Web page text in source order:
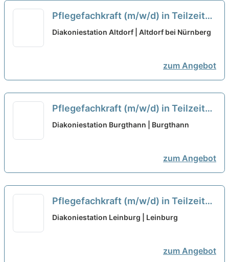
Pflegefachkraft (m/w/d) in Teilzeit
(max. 30 Stunden/Woche) - Herzlich
Diakoniestation Altdorf | Altdorf bei Nürnberg
zum Angebot
Pflegefachkraft (m/w/d) in Teilzeit
(max. 30 Stunden/Woche) - Herzlich
Diakoniestation Burgthann | Burgthann
zum Angebot
Pflegefachkraft (m/w/d) in Teilzeit
(max. 30 Stunden/Woche) - Herzlich
Diakoniestation Leinburg | Leinburg
zum Angebot